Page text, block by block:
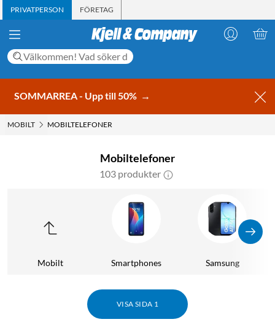
PRIVATPERSON FÖRETAG
SOMMARREA - Upp till 50% →
MOBILT MOBILTELEFONER
Mobiltelefoner
103 produkter
Mobilt Smartphones Samsung
VISA SIDA 1